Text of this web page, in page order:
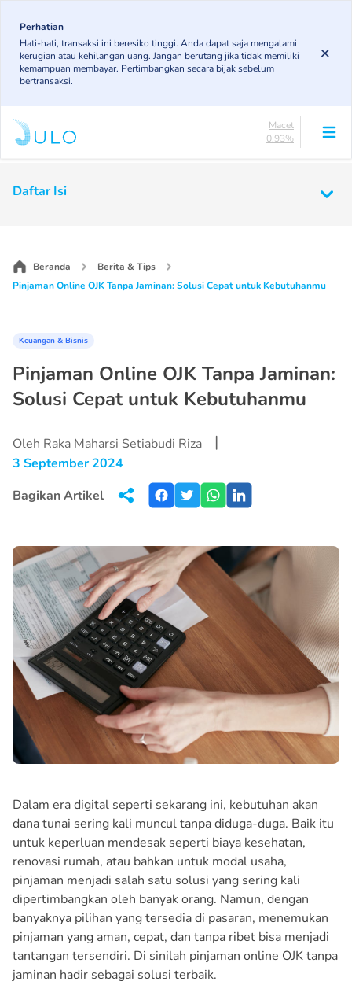
main
content
Perhatian
Hati-hati, transaksi ini beresiko tinggi. Anda dapat saja mengalami
kerugian atau kehilangan uang. Jangan berutang jika tidak memiliki
kemampuan membayar. Pertimbangkan secara bijak sebelum
bertransaksi.
Main
5.98%
KL
4.86%
Macet
0.93%
Macet
Daftar Isi
Beranda
Berita & Tips
Pinjaman Online OJK Tanpa Jaminan: Solusi Cepat untuk Kebutuhanmu
Keuangan & Bisnis
Pinjaman Online OJK Tanpa Jaminan:
Solusi Cepat untuk Kebutuhanmu
Oleh Raka Maharsi Setiabudi Riza |
3 September 2024
Bagikan Artikel
Dalam era digital seperti sekarang ini, kebutuhan akan
dana tunai sering kali muncul tanpa diduga-duga. Baik itu
untuk keperluan mendesak seperti biaya kesehatan,
renovasi rumah, atau bahkan untuk modal usaha,
pinjaman menjadi salah satu solusi yang sering kali
dipertimbangkan oleh banyak orang. Namun, dengan
banyaknya pilihan yang tersedia di pasaran, menemukan
pinjaman yang aman, cepat, dan tanpa ribet bisa menjadi
tantangan tersendiri. Di sinilah pinjaman online OJK tanpa
jaminan hadir sebagai solusi terbaik.